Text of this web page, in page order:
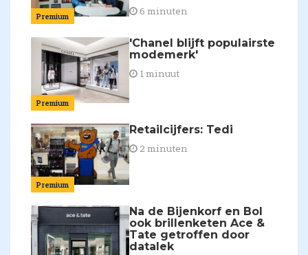
Premium 6 minuten
Premium
'Chanel blijft populairste
modemerk'
1 minuut
Premium
Retailcijfers: Tedi
2 minuten
Na de Bijenkorf en Bol
ook brillenketen Ace &
Tate getroffen door
datalek